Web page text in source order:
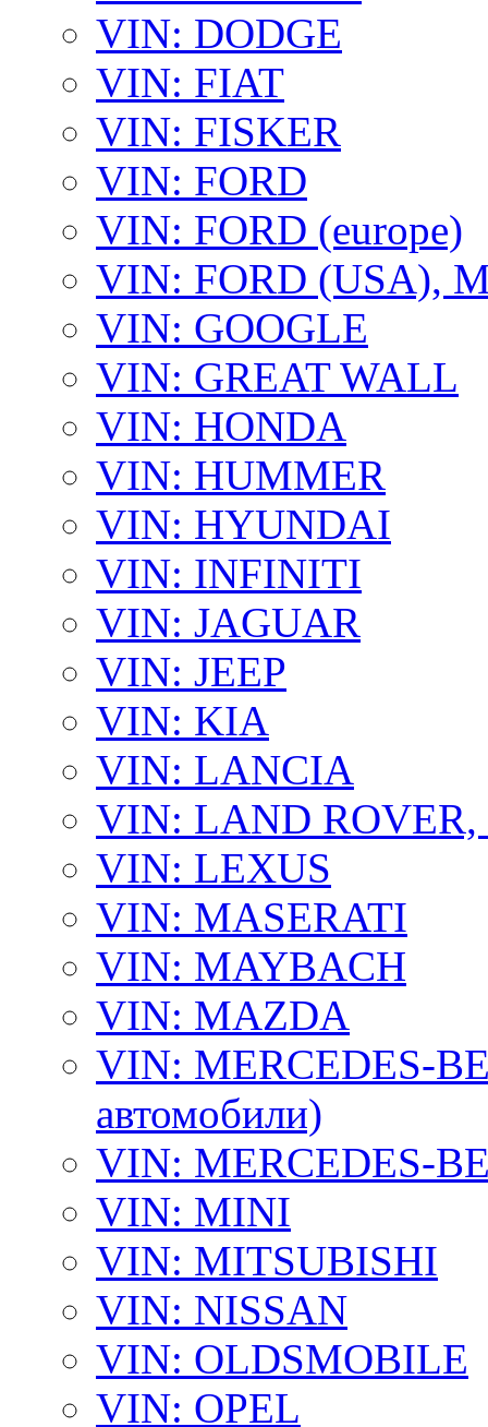
VIN: DODGE
VIN: FIAT
VIN: FISKER
VIN: FORD
VIN: FORD (europe)
VIN: FORD (USA),
VIN: GOOGLE
VIN: GREAT WALL
VIN: HONDA
VIN: HUMMER
VIN: HYUNDAI
VIN: INFINITI
VIN: JAGUAR
VIN: JEEP
VIN: KIA
VIN: LANCIA
VIN: LAND ROVER,
VIN: LEXUS
VIN: MASERATI
VIN: MAYBACH
VIN: MAZDA
VIN: MERCEDES-
автомобили)
VIN: MERCEDES-
VIN: MINI
VIN: MITSUBISHI
VIN: NISSAN
VIN: OLDSMOBILE
VIN: OPEL